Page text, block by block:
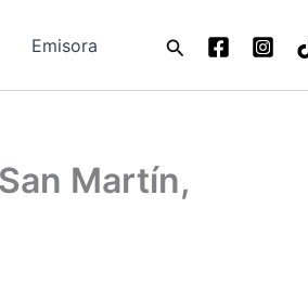
Emisora Buscar
Martín,